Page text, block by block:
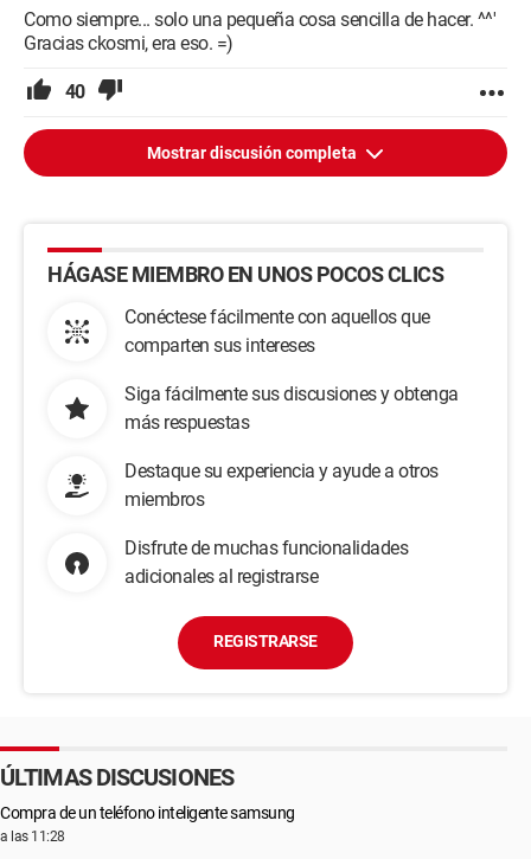
Como siempre... solo una pequeña cosa sencilla de hacer. ^^'
Gracias ckosmi, era eso. =)
40
Mostrar discusión completa
HÁGASE MIEMBRO EN UNOS POCOS CLICS
Conéctese fácilmente con aquellos que
comparten sus intereses
Siga fácilmente sus discusiones y obtenga
más respuestas
Destaque su experiencia y ayude a otros
miembros
Disfrute de muchas funcionalidades
adicionales al registrarse
REGISTRARSE
ÚLTIMAS DISCUSIONES
Compra de un teléfono inteligente samsung
a las 11:28